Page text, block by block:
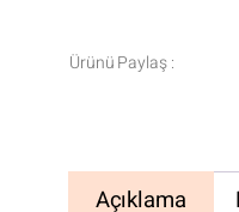
Ürünü Paylaş :
Açıklama